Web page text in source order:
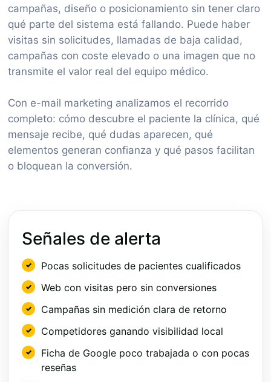
campañas, diseño o posicionamiento sin tener claro
qué parte del sistema está fallando. Puede haber
visitas sin solicitudes, llamadas de baja calidad,
campañas con coste elevado o una imagen que no
transmite el valor real del equipo médico.
Con e-mail marketing analizamos el recorrido
completo: cómo descubre el paciente la clínica, qué
mensaje recibe, qué dudas aparecen, qué
elementos generan confianza y qué pasos facilitan
o bloquean la conversión.
Señales de alerta
Pocas solicitudes de pacientes cualificados
Web con visitas pero sin conversiones
Campañas sin medición clara de retorno
Competidores ganando visibilidad local
Ficha de Google poco trabajada o con pocas
reseñas